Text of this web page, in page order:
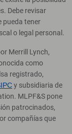
Debe revisar
pueda tener
o legal personal.
Merrill Lynch,
como
registrado,
y subsidiaria de
MLPF&S pone
patrocinados,
compañías que